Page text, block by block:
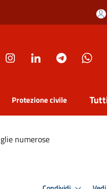
Protezione civile
numerose